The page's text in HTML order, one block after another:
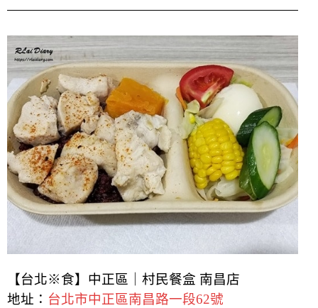
【台北※食】中正區｜村民餐盒 南昌店
地址： 台北市中正區南昌路一段62號